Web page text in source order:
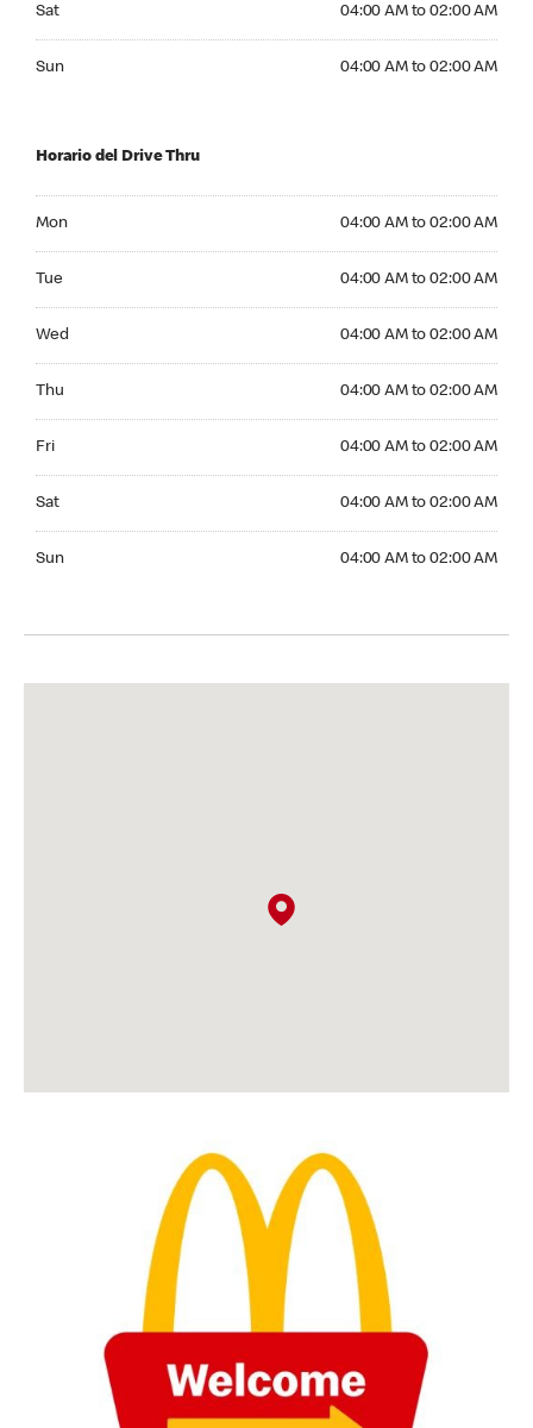
Sat 04:00 AM to 02:00 AM
Sun 04:00 AM to 02:00 AM
Horario del Drive Thru
Mon 04:00 AM to 02:00 AM
Tue 04:00 AM to 02:00 AM
Wed 04:00 AM to 02:00 AM
Thu 04:00 AM to 02:00 AM
Fri 04:00 AM to 02:00 AM
Sat 04:00 AM to 02:00 AM
Sun 04:00 AM to 02:00 AM